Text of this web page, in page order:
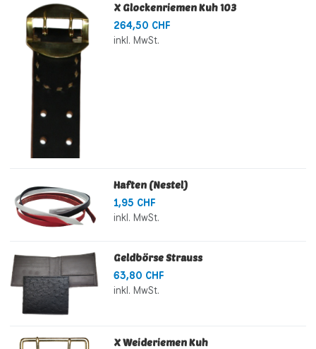
X Glockenriemen Kuh 103
264,50 CHF
inkl. MwSt.
Haften (Nestel)
1,95 CHF
inkl. MwSt.
Geldbörse Strauss
63,80 CHF
inkl. MwSt.
X Weideriemen Kuh